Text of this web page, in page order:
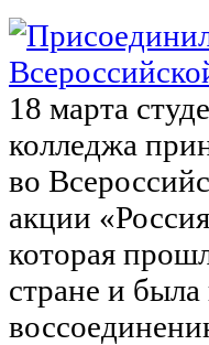
18 марта
колледжа
во
акции
которая
стране и